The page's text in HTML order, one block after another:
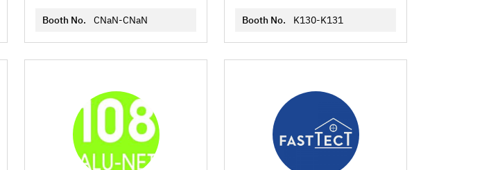
Booth No. CNaN-CNaN
Booth No. K130-K131